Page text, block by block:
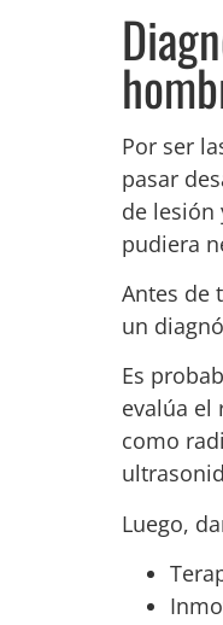
Por ser
pasar
de lesión
pudiera
Antes de
un
Es
evalúa el
como
Luego,